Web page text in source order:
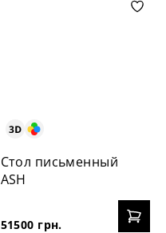
Стол письменный
ASH
51500 грн.